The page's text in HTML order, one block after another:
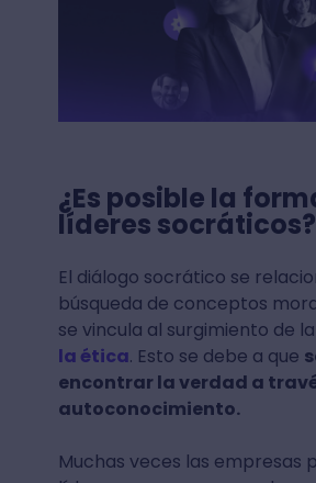
¿Es posible la
líderes socráticos?
El diálogo socrático se
búsqueda de conceptos
se vincula al surgimiento de la
la ética. Esto se debe a que
encontrar la verdad a
autoconocimiento.
Muchas veces las empresas